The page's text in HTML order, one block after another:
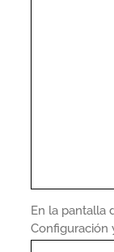
En la pantalla
Configuración